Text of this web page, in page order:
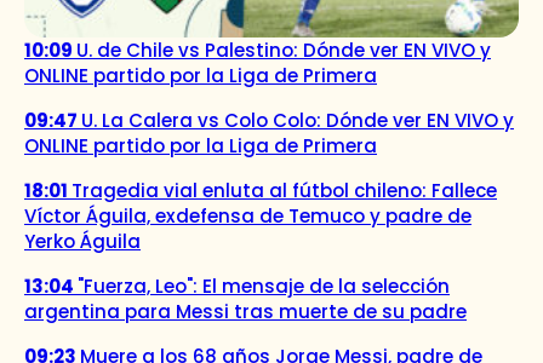
10:09 U. de Chile vs Palestino: Dónde ver EN VIVO y
ONLINE partido por la Liga de Primera
09:47 U. La Calera vs Colo Colo: Dónde ver EN VIVO y
ONLINE partido por la Liga de Primera
18:01 Tragedia vial enluta al fútbol chileno: Fallece
Víctor Águila, exdefensa de Temuco y padre de
Yerko Águila
13:04 "Fuerza, Leo": El mensaje de la selección
argentina para Messi tras muerte de su padre
09:23 Muere a los 68 años Jorge Messi, padre de